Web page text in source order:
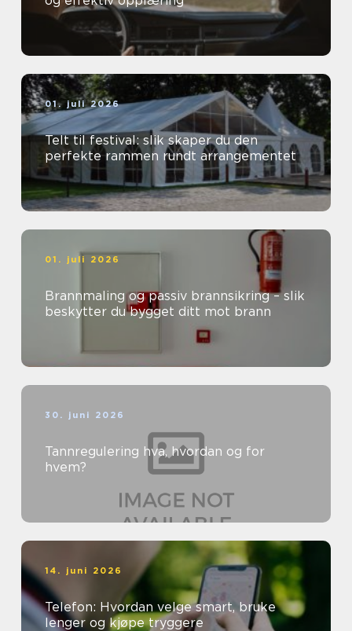
01. juli 2026
Telt til festival: slik skaper du den
perfekte rammen rundt arrangementet
01. juli 2026
Brannmaling og passiv brannsikring – slik
beskytter du bygget ditt mot brann
30. juni 2026
Tannregulering hva, hvordan og for
hvem?
14. juni 2026
Telefon: Hvordan velge smart, bruke
lenger og kjøpe tryggere